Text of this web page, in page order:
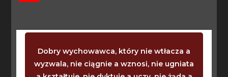
Dobry wychowawca, który nie wtłacza a
wyzwala, nie ciągnie a wznosi, nie ugniata